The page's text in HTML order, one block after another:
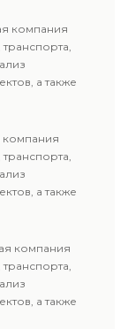
и
для
компания
а также
и
для
компания
а также
и
для
компания
а также